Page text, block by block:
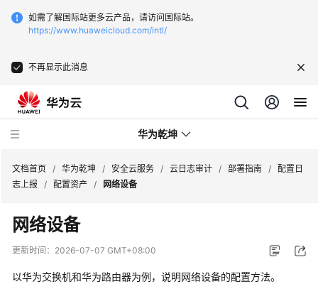
如需了解国际站更多云产品，请访问国际站。
https://www.huaweicloud.com/intl/
不再显示此消息
华为乾坤
安
全
云
务
文档首页 / 华为乾坤 / 安全云服务 / 云日志审计 / 部署指南 /
配置日
志上报
/ 配置资产 / 网络设备
网络设备
更新时间： 2026-07-07 GMT+08:00
以华为交换机和华为路由器为例，说明网络设备的配置方法。